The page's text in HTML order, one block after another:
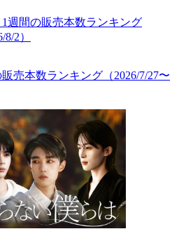
販売本数ランキング（2026/7/27〜